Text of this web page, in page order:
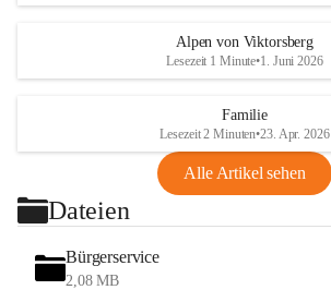
Alpen von Viktorsberg
Lesezeit 1 Minute•1. Juni 2026
Familie
Lesezeit 2 Minuten•23. Apr. 2026
Alle Artikel sehen
Dateien
Bürgerservice
2,08 MB